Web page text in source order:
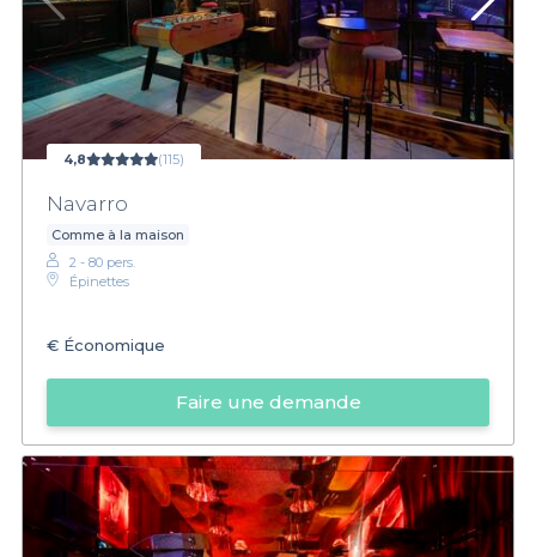
4,8 (115)
Navarro
Comme à la maison
2 - 80 pers.
Épinettes
€ Économique
Faire une demande